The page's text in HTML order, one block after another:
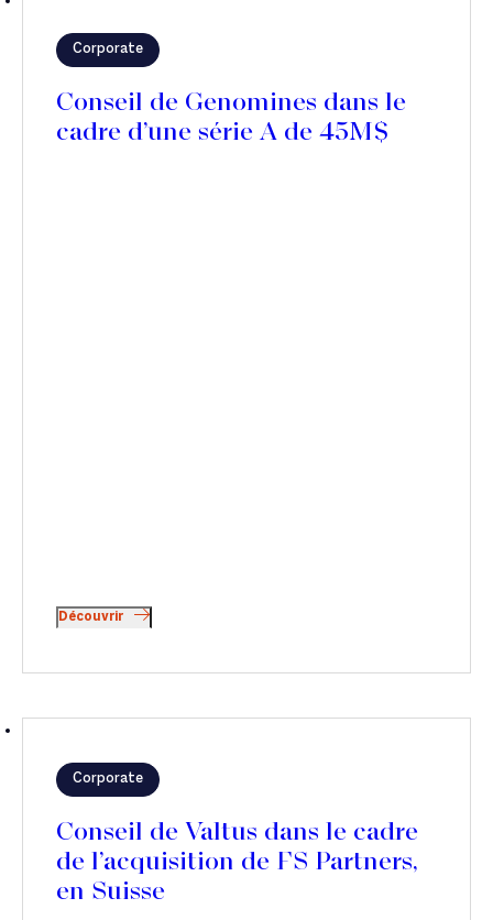
Corporate
Conseil de Genomines dans le
cadre d’une série A de 45M$
Découvrir
Corporate
Conseil de Valtus dans le cadre
de l’acquisition de FS Partners,
en Suisse